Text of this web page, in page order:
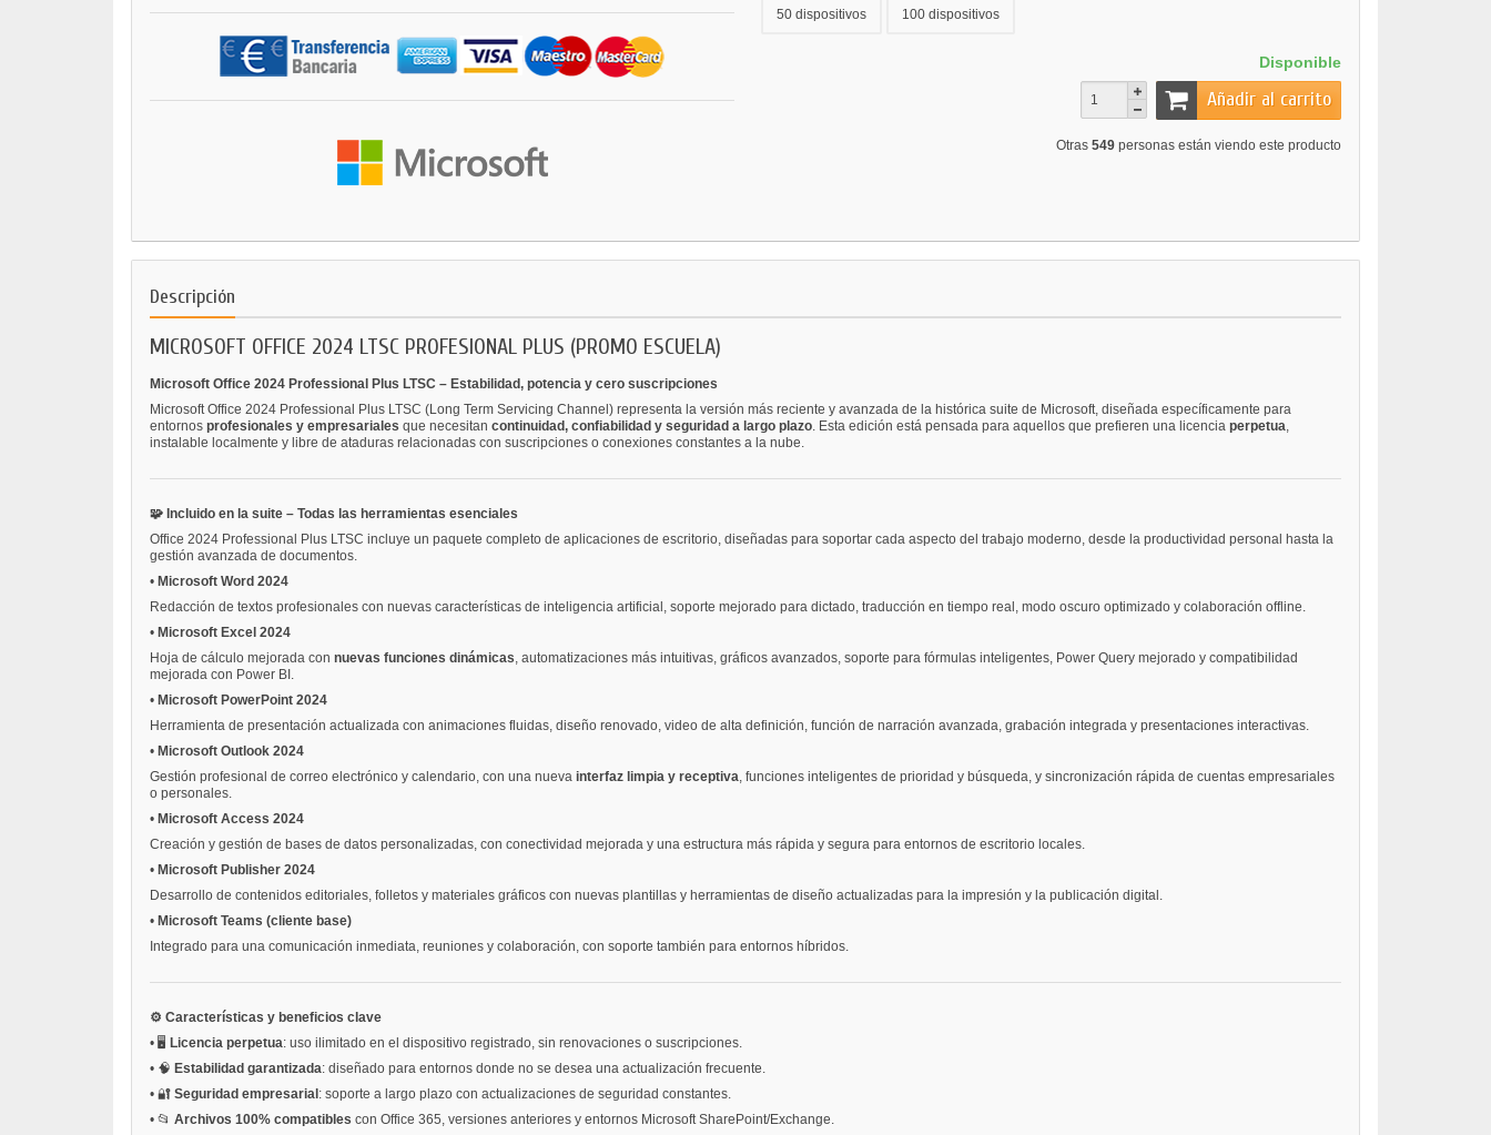
50 dispositivos 100 dispositivos
Disponible
Añadir al carrito
Otras 549 personas están viendo este producto
Descripción
MICROSOFT OFFICE 2024 LTSC PROFESIONAL PLUS (PROMO ESCUELA)
Microsoft Office 2024 Professional Plus LTSC – Estabilidad, potencia y cero suscripciones
Microsoft Office 2024 Professional Plus LTSC (Long Term Servicing Channel) representa la versión más reciente y avanzada de la histórica suite de Microsoft, diseñada específicamente para
entornos profesionales y empresariales que necesitan continuidad, confiabilidad y seguridad a largo plazo. Esta edición está pensada para aquellos que prefieren una licencia perpetua,
instalable localmente y libre de ataduras relacionadas con suscripciones o conexiones constantes a la nube.
🧩 Incluido en la suite – Todas las herramientas esenciales
Office 2024 Professional Plus LTSC incluye un paquete completo de aplicaciones de escritorio, diseñadas para soportar cada aspecto del trabajo moderno, desde la productividad personal hasta la
gestión avanzada de documentos.
• Microsoft Word 2024
Redacción de textos profesionales con nuevas características de inteligencia artificial, soporte mejorado para dictado, traducción en tiempo real, modo oscuro optimizado y colaboración offline.
• Microsoft Excel 2024
Hoja de cálculo mejorada con nuevas funciones dinámicas, automatizaciones más intuitivas, gráficos avanzados, soporte para fórmulas inteligentes, Power Query mejorado y compatibilidad
mejorada con Power BI.
• Microsoft PowerPoint 2024
Herramienta de presentación actualizada con animaciones fluidas, diseño renovado, video de alta definición, función de narración avanzada, grabación integrada y presentaciones interactivas.
• Microsoft Outlook 2024
Gestión profesional de correo electrónico y calendario, con una nueva interfaz limpia y receptiva, funciones inteligentes de prioridad y búsqueda, y sincronización rápida de cuentas empresariales
o personales.
• Microsoft Access 2024
Creación y gestión de bases de datos personalizadas, con conectividad mejorada y una estructura más rápida y segura para entornos de escritorio locales.
• Microsoft Publisher 2024
Desarrollo de contenidos editoriales, folletos y materiales gráficos con nuevas plantillas y herramientas de diseño actualizadas para la impresión y la publicación digital.
• Microsoft Teams (cliente base)
Integrado para una comunicación inmediata, reuniones y colaboración, con soporte también para entornos híbridos.
⚙️ Características y beneficios clave
• 🖥️ Licencia perpetua: uso ilimitado en el dispositivo registrado, sin renovaciones o suscripciones.
• 🧠 Estabilidad garantizada: diseñado para entornos donde no se desea una actualización frecuente.
• 🔐 Seguridad empresarial: soporte a largo plazo con actualizaciones de seguridad constantes.
• 📂 Archivos 100% compatibles con Office 365, versiones anteriores y entornos Microsoft SharePoint/Exchange.